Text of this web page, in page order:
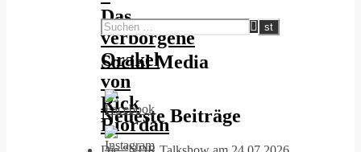
Das
verborgene
Orakel
von
Rick
Riordan
Social Media
Neueste Beiträge